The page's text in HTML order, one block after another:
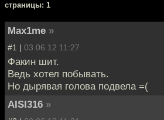
cтраницы: 1
Max1me »
#1 | 03.06.12 11:27
Факин шит.
Ведь хотел побывать.
Но дырявая голова подвела =(
AISI316 »